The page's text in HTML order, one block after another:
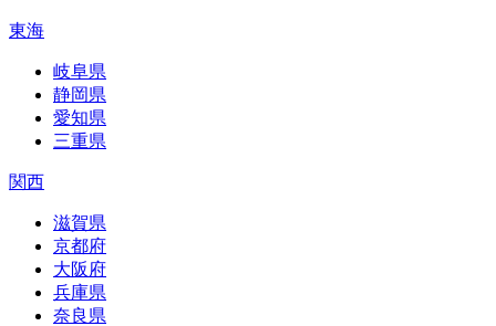
東海
岐阜県
静岡県
愛知県
三重県
関西
滋賀県
京都府
大阪府
兵庫県
奈良県